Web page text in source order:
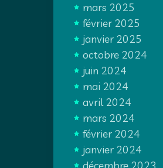
mars 2025
février 2025
janvier 2025
octobre 2024
juin 2024
mai 2024
avril 2024
mars 2024
février 2024
janvier 2024
décembre 2023